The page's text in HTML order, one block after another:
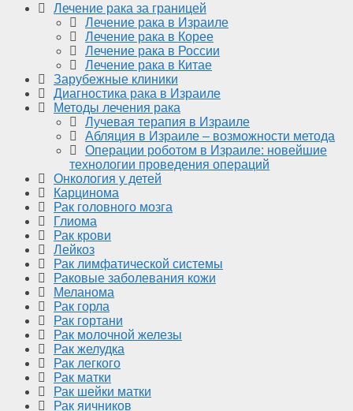
Лечение рака за границей
Лечение рака в Израиле
Лечение рака в Корее
Лечение рака в России
Лечение рака в Китае
Зарубежные клиники
Диагностика рака в Израиле
Методы лечения рака
Лучевая терапия в Израиле
Абляция в Израиле – возможности метода
Операции роботом в Израиле: новейшие
технологии проведения операций
Онкология у детей
Карцинома
Рак головного мозга
Глиома
Рак крови
Лейкоз
Рак лимфатической системы
Раковые заболевания кожи
Меланома
Рак горла
Рак гортани
Рак молочной железы
Рак желудка
Рак легкого
Рак матки
Рак шейки матки
Рак яичников